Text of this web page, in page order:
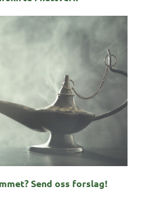
Send oss forslag!